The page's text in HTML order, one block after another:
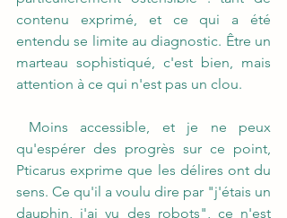
contenu exprimé, et ce qui a été
entendu se limite au diagnostic. Être un
marteau sophistiqué, c'est bien, mais
attention à ce qui n'est pas un clou.
qu'espérer des progrès sur ce point,
Pticarus exprime que les délires ont du
sens. Ce qu'il a voulu dire par "j'étais un
dauphin, j'ai vu des robots", ce n'est